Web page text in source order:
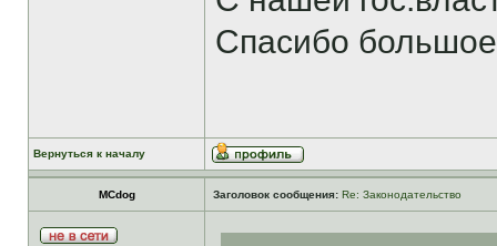
Спасибо большое
Вернуться к началу
MCdog Заголовок сообщения: Re: Законодательство